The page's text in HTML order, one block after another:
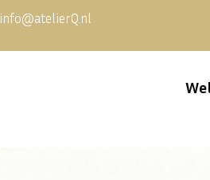
info@atelierQ.nl